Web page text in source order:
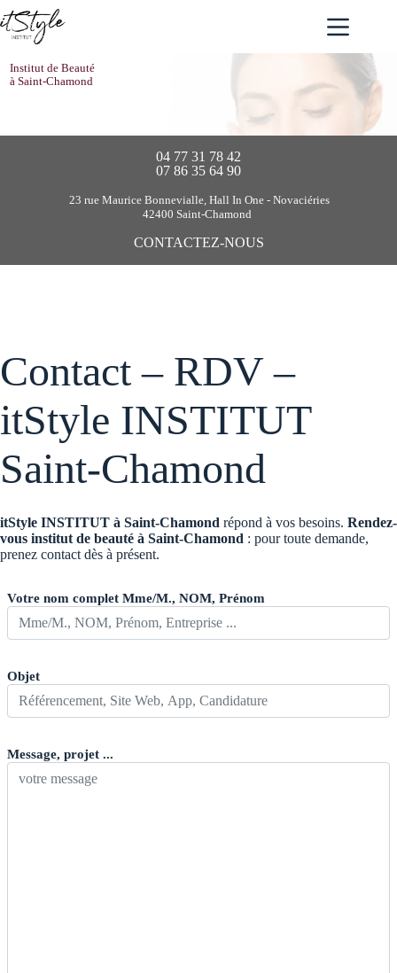
au
contenu
Institut de Beauté
à Saint-Chamond
04 77 31 78 42
07 86 35 64 90
23 rue Maurice Bonnevialle, Hall In One - Novaciéries
42400 Saint-Chamond
CONTACTEZ-NOUS
Contact – RDV –
itStyle INSTITUT
Saint-Chamond
itStyle INSTITUT à Saint-Chamond répond à vos besoins. Rendez-
vous institut de beauté à Saint-Chamond : pour toute demande,
prenez contact dès à présent.
Votre nom complet Mme/M., NOM, Prénom
Objet
Message, projet ...